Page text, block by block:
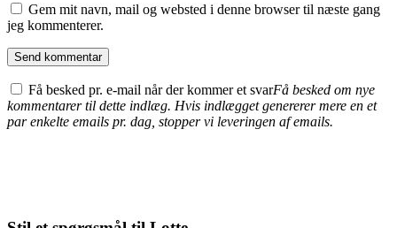
Gem mit navn, mail og websted i denne browser til næste gang
jeg kommenterer.
Få besked pr. e-mail når der kommer et svarFå besked om nye
kommentarer til dette indlæg. Hvis indlægget genererer mere en et
par enkelte emails pr. dag, stopper vi leveringen af emails.